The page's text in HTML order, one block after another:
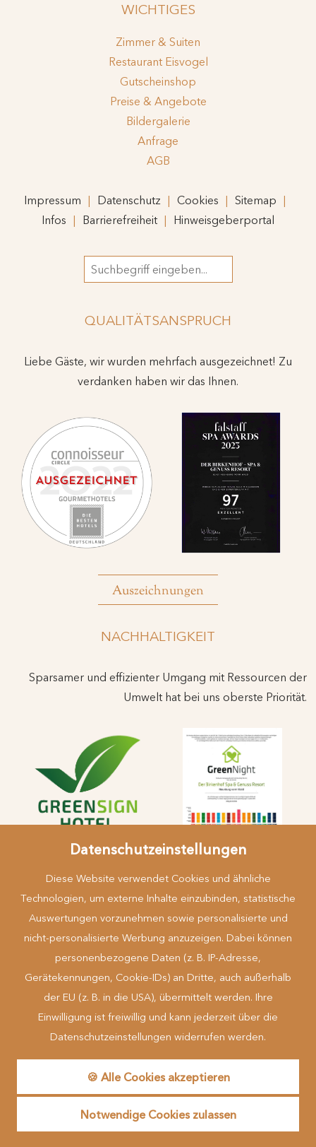
Datenschutzeinstellungen
Diese Website verwendet Cookies und ähnliche
Technologien, um externe Inhalte einzubinden, statistische
Auswertungen vorzunehmen sowie personalisierte und
nicht-personalisierte Werbung anzuzeigen. Dabei können
personenbezogene Daten (z. B. IP-Adresse,
Gerätekennungen, Cookie-IDs) an Dritte, auch außerhalb
der EU (z. B. in die USA), übermittelt werden. Ihre
Einwilligung ist freiwillig und kann jederzeit über die
Datenschutzeinstellungen widerrufen werden.
🍪 Alle Cookies akzeptieren
Notwendige Cookies zulassen
WICHTIGES
Zimmer & Suiten
Restaurant Eisvogel
Gutscheinshop
Preise & Angebote
Bildergalerie
Anfrage
AGB
Impressum Datenschutz Cookies
Sitemap
Infos
Barrierefreiheit Hinweisgeberportal
Suchbegriff
QUALITÄTSANSPRUCH
Liebe Gäste, wir wurden mehrfach ausgezeichnet! Zu
verdanken haben wir das Ihnen.
Auszeichnungen
NACHHALTIGKEIT
Sparsamer und effizienter Umgang mit Ressourcen der
Umwelt hat bei uns oberste Priorität.
Mehr erfahren
... zu Gast in der Natur
Reguest Messenger
Wenn Sie den Messenger nutzen möchten müssen Sie die